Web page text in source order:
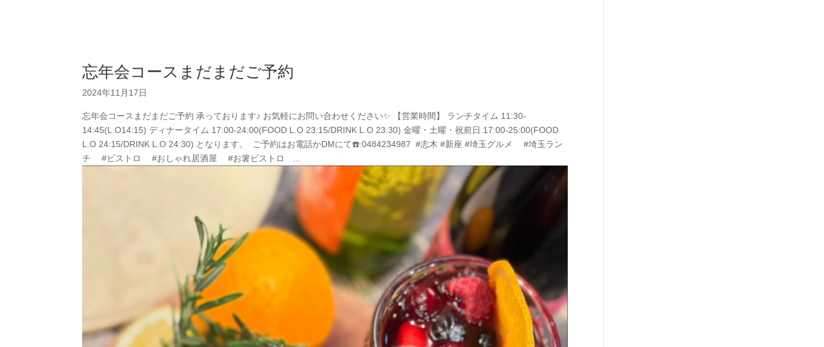
忘年会コースまだまだご予約
2024年11月17日
忘年会コースまだまだご予約 承っております♪ お気軽にお問い合わせください✨ 【営業時間】 ランチタイム 11:30-
14:45(L.O14:15) ディナータイム 17:00-24:00(FOOD L.O 23:15/DRINK L.O 23:30) 金曜・土曜・祝前日 17:00-25:00(FOOD
L.O 24:15/DRINK L.O 24:30) となります。 ⁡ ご予約はお電話かDMにて☎️:0484234987 ⁡ #志木 #新座 #埼玉グルメ #埼玉ラン
チ #ビストロ #おしゃれ居酒屋 #お箸ビストロ ...